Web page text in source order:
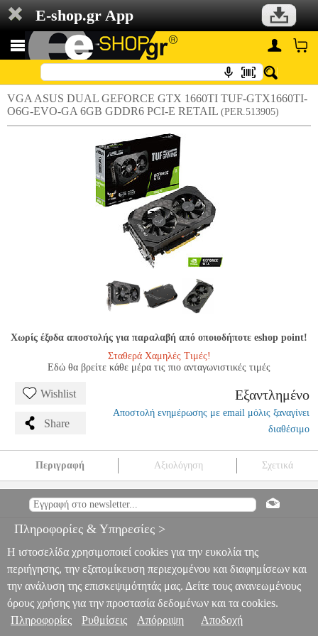
E-shop.gr App
VGA ASUS DUAL GEFORCE GTX 1660TI TUF-GTX1660TI-
O6G-EVO-GA 6GB GDDR6 PCI-E RETAIL (PER.513905)
Χωρίς έξοδα αποστολής για παραλαβή από οποιοδήποτε eshop point!
Σταθερά Χαμηλές Τιμές!
Εδώ θα βρείτε κάθε μέρα τις πιο ανταγωνιστικές τιμές
Wishlist
Share
Εξαντλημένο
Αποστολή ενημέρωσης με email μόλις ξαναγίνει
διαθέσιμο
Περιγραφή Αξιολόγηση Σχετικά
O6G-EVO-GA 6GB GDDR6 PCI-E RETAIL
PER.513905
GEFORCE GTX 1660TI TUF-GTX1660TI-O6G-EVO-GA 6GB
GDDR6 PCI-E RETAIL
0
Πληροφορίες & Υπηρεσίες >
Η ιστοσελίδα χρησιμοποιεί cookies για την ευκολία της
περιήγησης, την εξατομίκευση περιεχομένου και διαφημίσεων και
την ανάλυση της επισκεψιμότητάς μας. Δείτε τους ανανεωμένους
όρους χρήσης για την προστασία δεδομένων και τα cookies.
Πληροφορίες
Ρυθμίσεις Απόρριψη Αποδοχή